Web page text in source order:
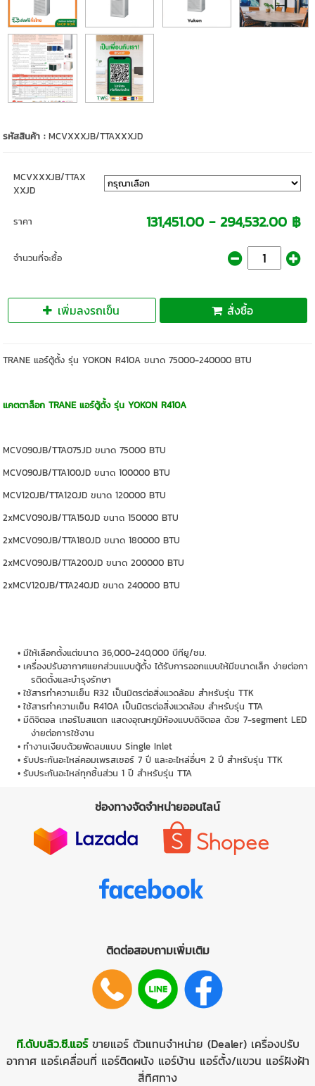
รหัสสินค้า :MCVXXXJB/TTAXXXJD
MCVXXXJB/TTAX
XXJD
ราคา 131,451.00 - 294,532.00 ฿
จำนวนที่จะซื้อ
เพิ่มลงรถเข็น สั่งซื้อ
TRANE แอร์ตู้ตั้ง รุ่น YOKON R410A ขนาด 75000-240000 BTU
แคตตาล็อก TRANE แอร์ตู้ตั้ง รุ่น YOKON R410A
MCV090JB/TTA075JD ขนาด 75000 BTU
MCV090JB/TTA100JD ขนาด 100000 BTU
MCV120JB/TTA120JD ขนาด 120000 BTU
2xMCV090JB/TTA150JD ขนาด 150000 BTU
2xMCV090JB/TTA180JD ขนาด 180000 BTU
2xMCV090JB/TTA200JD ขนาด 200000 BTU
2xMCV120JB/TTA240JD ขนาด 240000 BTU
มีให้เลือกตั้งแต่ขนาด 36,000-240,000 บีทียู/ชม.
เครื่องปรับอากาศแยกส่วนแบบตู้ตั้ง ได้รับการออกแบบให้มีขนาดเล็ก ง่ายต่อกา
รติดตั้งและบำรุงรักษา
ใช้สารทำความเย็น R32 เป็นมิตรต่อสิ่งแวดล้อม สำหรับรุ่น TTK
ใช้สารทำความเย็น R410A เป็นมิตรต่อสิ่งแวดล้อม สำหรับรุ่น TTA
มีดิจิตอล เทอร์โมสแตท แสดงอุณหภูมิห้องแบบดิจิตอล ด้วย 7-segment LED
ง่ายต่อการใช้งาน
ทำงานเงียบด้วยพัดลมแบบ Single Inlet
รับประกันอะไหล่คอมเพรสเซอร์ 7 ปี และอะไหล่อื่นๆ 2 ปี สำหรับรุ่น TTK
รับประกันอะไหล่ทุกชิ้นส่วน 1 ปี สำหรับรุ่น TTA
ช่องทางจัดจำหน่ายออนไลน์
ติดต่อสอบถามเพิ่มเติม
ที.ดับบลิว.ซี.แอร์ ขายแอร์ตัวแทนจำหน่าย (Dealer) เครื่องปรับ
อากาศ แอร์เคลื่อนที่ แอร์ติดผนังแอร์บ้าน แอร์ตั้ง/แขวน แอร์ฝังฝ้า
สี่ทิศทาง